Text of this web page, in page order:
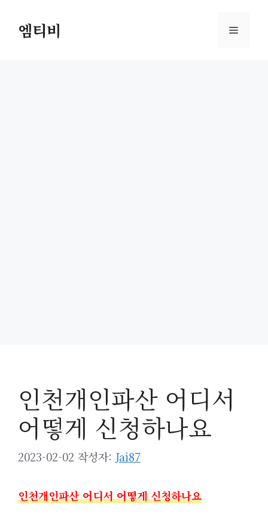
엠티비 메
인천개인파산 어디서
어떻게 신청하나요
2023-02-02 작성자: Jai87
인천개인파산 어디서 어떻게 신청하나요